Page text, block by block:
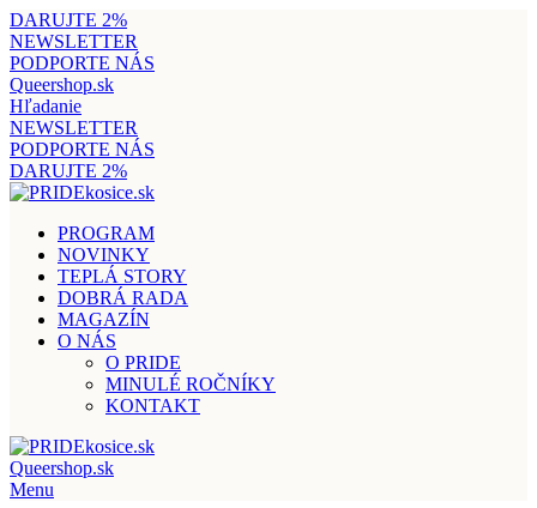
DARUJTE 2%
NEWSLETTER
PODPORTE NÁS
Queershop.sk
Hľadanie
NEWSLETTER
PODPORTE NÁS
DARUJTE 2%
PROGRAM
NOVINKY
TEPLÁ STORY
DOBRÁ RADA
MAGAZÍN
O NÁS
O PRIDE
MINULÉ ROČNÍKY
KONTAKT
Queershop.sk
Menu